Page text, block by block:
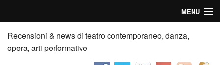
MENU
Home
Recensioni
Recensioni & news di teatro contemporaneo, danza,
opera, arti performative